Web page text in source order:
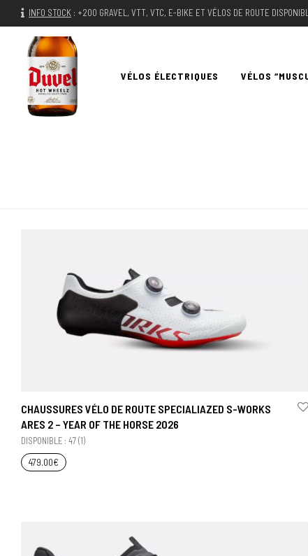
INFO STOCK : +200 GRAVEL, VTT, VTC, E-BIKE ET VÉLOS DE ROUTE
VÉLOS ÉLECTRIQUES VÉLOS
CHAUSSURES VÉLO DE ROUTE SPECIALIAZED S-WORKS
ARES 2 – YEAR OF THE HORSE 2026
DISPONIBLE : 47 (1)
479.00€